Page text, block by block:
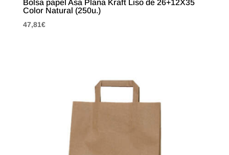
Bolsa papel Asa Plana Kraft Liso de 26+12X35
Color Natural (250u.)
47,81€